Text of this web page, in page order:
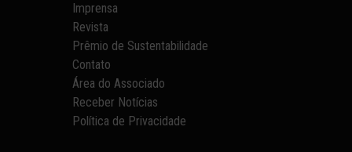
Imprensa
Revista
Prêmio de Sustentabilidade
Contato
Área do Associado
Receber Notícias
Política de Privacidade